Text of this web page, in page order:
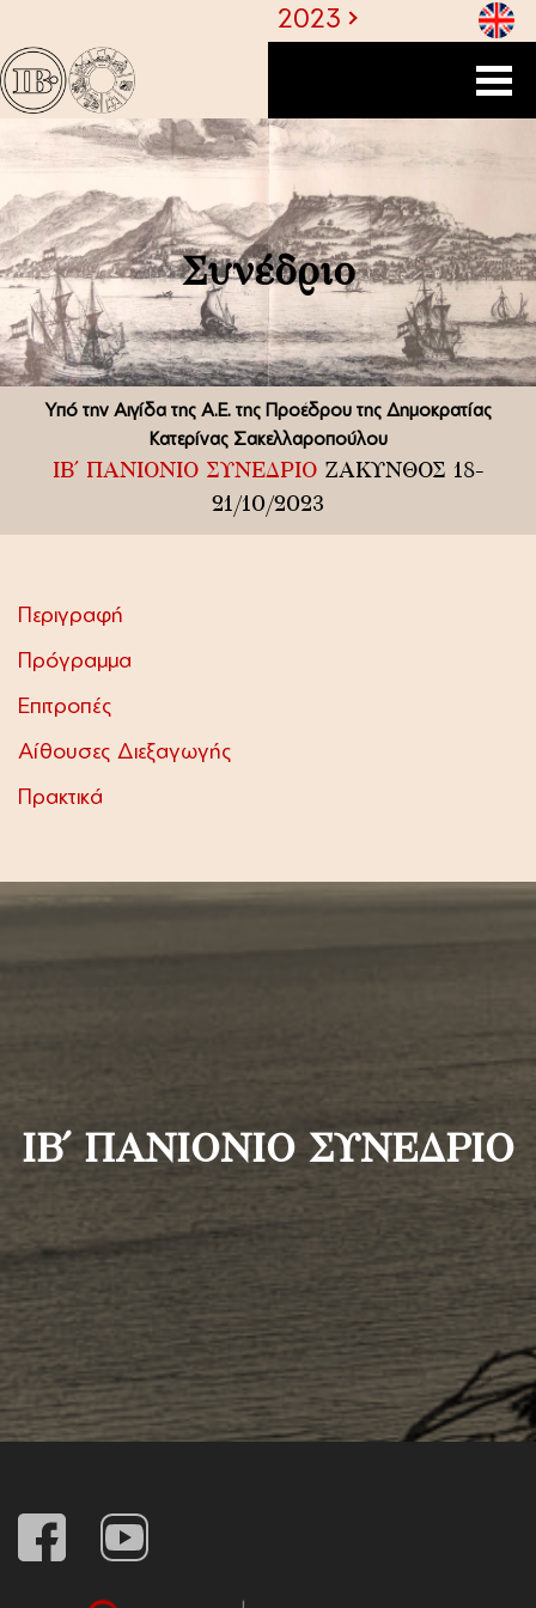
2023
Συνέδριο
Υπό την Αιγίδα της Α.Ε. της Προέδρου της Δημοκρατίας
Κατερίνας Σακελλαροπούλου
ΙΒ΄ ΠΑΝΙΟΝΙΟ ΣΥΝΕΔΡΙΟΖΑΚΥΝΘΟΣ 18-
21/10/2023
Περιγραφή
Πρόγραμμα
Επιτροπές
Αίθουσες Διεξαγωγής
Πρακτικά
ΙΒ΄ ΠΑΝΙΟΝΙΟ ΣΥΝΕΔΡΙΟ